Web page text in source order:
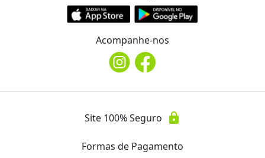
Acompanhe-nos
Site 100% Seguro lock
Formas de Pagamento